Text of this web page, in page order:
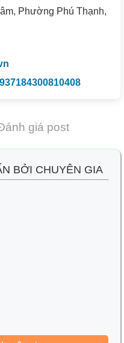
Phường Phú Thạnh,
giá post
BỞI CHUYÊN GIA